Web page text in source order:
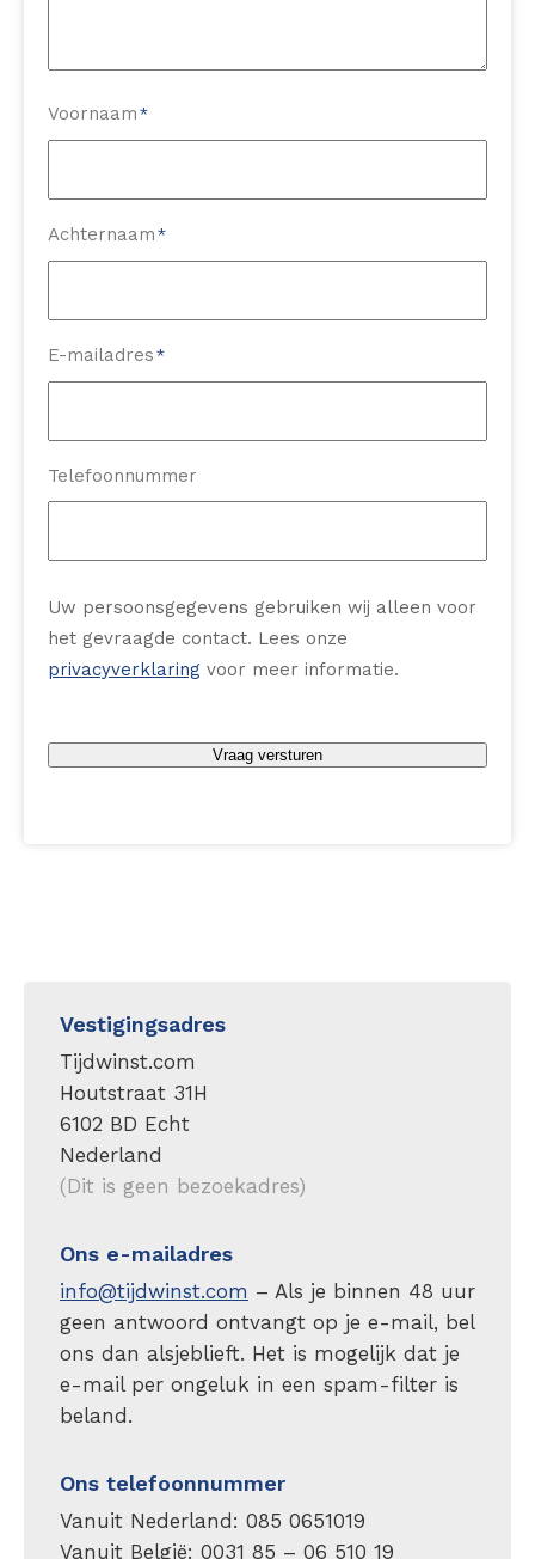
Voornaam *
Achternaam *
E-mailadres *
Telefoonnummer
Uw persoonsgegevens gebruiken wij alleen voor
het gevraagde contact. Lees onze
privacyverklaring voor meer informatie.
Vraag versturen
Vestigingsadres
Tijdwinst.com
Houtstraat 31H
6102 BD Echt
Nederland
(Dit is geen bezoekadres)
Ons e-mailadres
info@tijdwinst.com – Als je binnen 48 uur
geen antwoord ontvangt op je e-mail, bel
ons dan alsjeblieft. Het is mogelijk dat je
e-mail per ongeluk in een spam-filter is
beland.
Ons telefoonnummer
Vanuit Nederland: 085 0651019
Vanuit België: 0031 85 – 06 510 19